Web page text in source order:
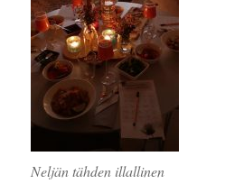
Neljän tähden illallinen